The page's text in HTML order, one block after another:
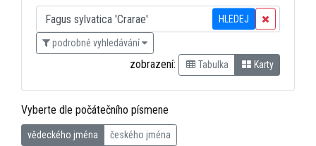
HLEDEJ
podrobné vyhledávání
zobrazení: Tabulka Karty
Vyberte dle počátečního písmene
vědeckého jména českého jména